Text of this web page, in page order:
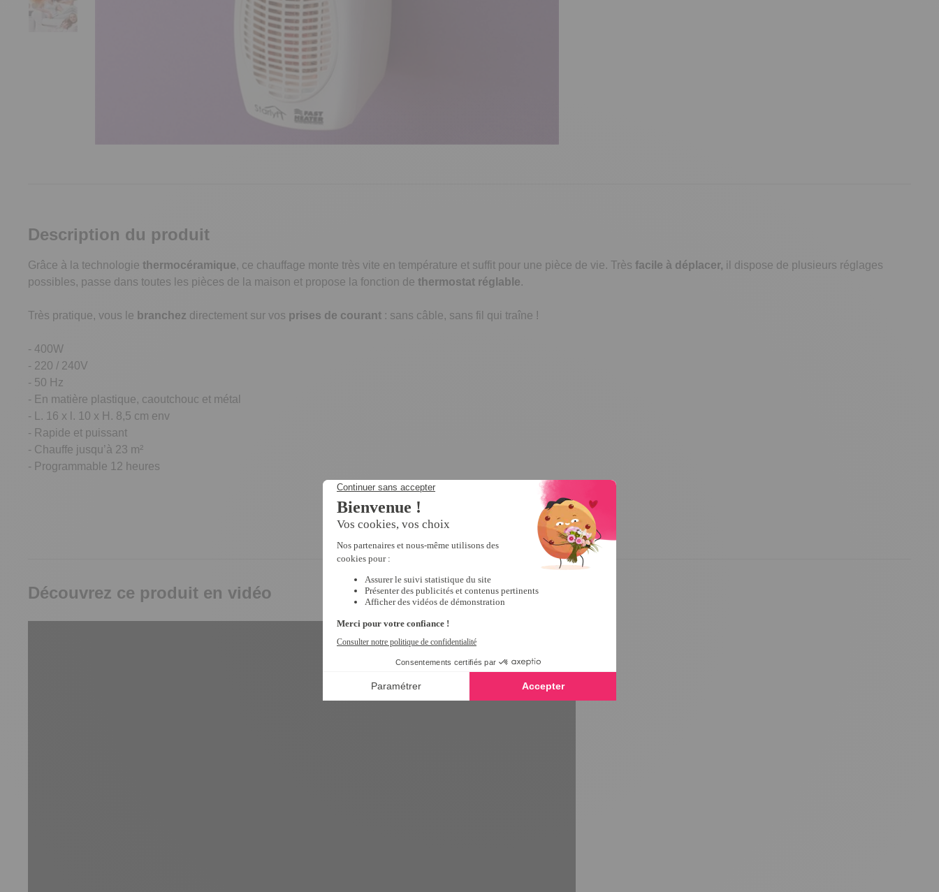
Description du produit
Grâce à la technologie t hermocéramique, ce chauffage monte très vite en température et suffit pour une pièce de vie. Très facile à déplacer, il dispose de plusieurs réglages
possibles, passe dans toutes les pièces de la maison et propose la fonction de thermostat réglable.
Très pratique, vous le branchez directement sur vos prises de courant : sans câble, sans fil qui traîne !
- 400W
- 220 / 240V
- 50 Hz
- En matière plastique, caoutchouc et métal
- L. 16 x l. 10 x H. 8,5 cm env
- Rapide et puissant
- Chauffe jusqu’à 23 m²
- Programmable 12 heures
Découvrez ce produit en vidéo